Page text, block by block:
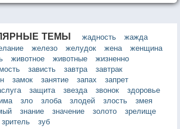
ТЕМЫ жадность
жажда
железо желудок жена
женщина
животное животные
жизненно
зависть завтра
завтрак
замок занятие запах
запрет
защита звезда звонок
здоровье
зло злоба злодей злость
змея
знание значение золото
зрелище
зритель зуб